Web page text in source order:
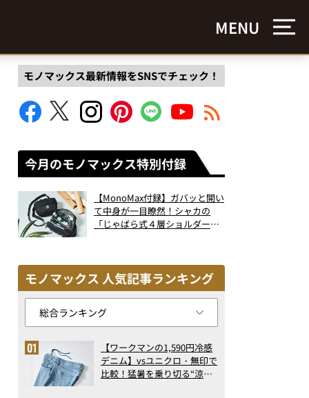
MENU
モノマックス最新情報をSNSでチェック！
今月のモノマックス特別付録
【MonoMax付録】ガバッと開い
て中身が一目瞭然！シャカの
「じゃばら式４層ショルダーバ
モノマックス 人気記事ランキング
【ワークマンの1,590円冷感
デニム】vsユニクロ・無印で
比較！猛暑を乗り切る“涼感